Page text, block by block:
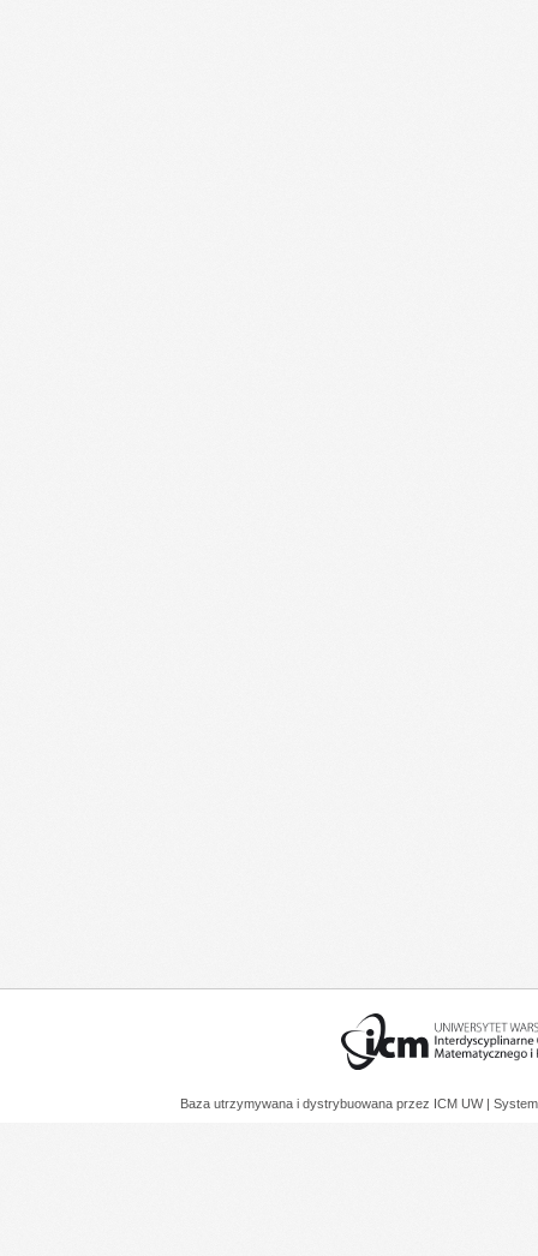
Baza utrzymywana i dystrybuowana przez ICM UW |